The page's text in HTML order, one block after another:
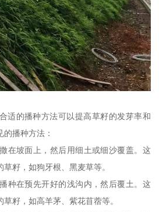
适的播种方法可以提高草籽的发芽率和
播种方法：
在坡面上，然后用细土或细沙覆盖。这
籽，如狗牙根、黑麦草等。
种在预先开好的浅沟内，然后覆土。这
籽，如高羊茅、紫花苜蓿等。